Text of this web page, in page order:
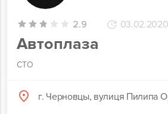
2.9 03.02.2020
Автоплаза
СТО
г. Черновцы, вулиця Пилипа